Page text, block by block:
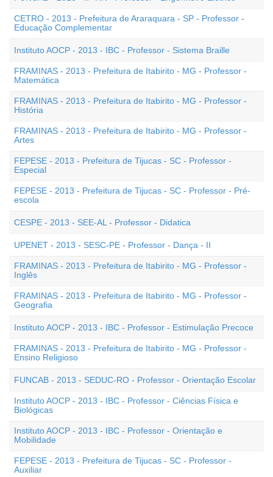
CETRO - 2013 - Prefeitura de Araraquara - SP - Professor -
Educação Complementar
Instituto AOCP - 2013 - IBC - Professor - Sistema Braille
FRAMINAS - 2013 - Prefeitura de Itabirito - MG - Professor -
Matemática
FRAMINAS - 2013 - Prefeitura de Itabirito - MG - Professor -
História
FRAMINAS - 2013 - Prefeitura de Itabirito - MG - Professor -
Artes
FEPESE - 2013 - Prefeitura de Tijucas - SC - Professor -
Especial
FEPESE - 2013 - Prefeitura de Tijucas - SC - Professor - Pré-
escola
CESPE - 2013 - SEE-AL - Professor - Didatica
UPENET - 2013 - SESC-PE - Professor - Dança - II
FRAMINAS - 2013 - Prefeitura de Itabirito - MG - Professor -
Inglês
FRAMINAS - 2013 - Prefeitura de Itabirito - MG - Professor -
Geografia
Instituto AOCP - 2013 - IBC - Professor - Estimulação Precoce
FRAMINAS - 2013 - Prefeitura de Itabirito - MG - Professor -
Ensino Religioso
FUNCAB - 2013 - SEDUC-RO - Professor - Orientação Escolar
Instituto AOCP - 2013 - IBC - Professor - Ciências Física e
Biológicas
Instituto AOCP - 2013 - IBC - Professor - Orientação e
Mobilidade
FEPESE - 2013 - Prefeitura de Tijucas - SC - Professor -
Auxiliar